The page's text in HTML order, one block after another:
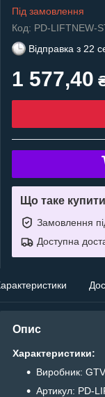
Під замовлення
Код: PD-LIFTNEW-
Відправка з 22
1 577,40
Що таке
Замовлення
Доступна
Опис
Характеристики:
Виробник: GTV
Артикул: PD-